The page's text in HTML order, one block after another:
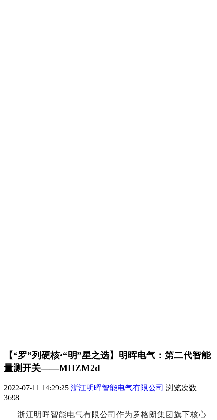
【“罗”列硬核•“明”星之选】明晖电气：第二代智能
量测开关——MHZM2d
2022-07-11 14:29:25 浙江明晖智能电气有限公司 浏览次数
3698
浙江明晖智能电气有限公司作为罗格朗集团旗下核心